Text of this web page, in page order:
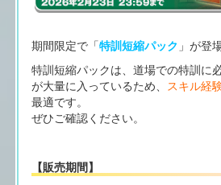
期間限定で「特訓短縮パック 」が登
特訓短縮パックは、道場での特訓に
が大量に入っているため、
スキル経
最適です。
ぜひご確認ください。
【販売期間】